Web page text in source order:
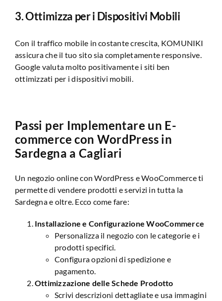
3. Ottimizza per i Dispositivi Mobili
Con il traffico mobile in costante crescita, KOMUNIKI
assicura che il tuo sito sia completamente responsive.
Google valuta molto positivamente i siti ben
ottimizzati per i dispositivi mobili.
Passi per Implementare un E-
commerce con WordPress in
Sardegna a Cagliari
Un negozio online con WordPress e WooCommerce ti
permette di vendere prodotti e servizi in tutta la
Sardegna e oltre. Ecco come fare:
Installazione e Configurazione WooCommerce
Personalizza il negozio con le categorie e i
prodotti specifici.
Configura opzioni di spedizione e
pagamento.
Ottimizzazione delle Schede Prodotto
Scrivi descrizioni dettagliate e usa immagini